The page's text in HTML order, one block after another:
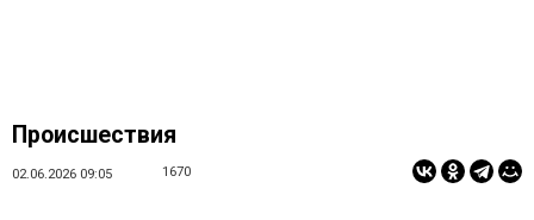
Происшествия
02.06.2026 09:05 1670